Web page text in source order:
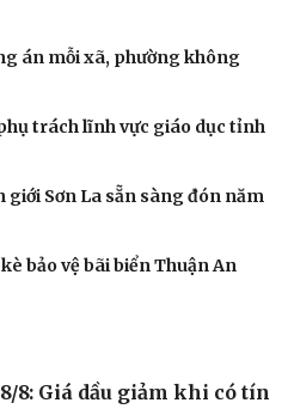
Tết Nguyên đán
án mỗi xã, phường không
trách lĩnh vực giáo dục tỉnh